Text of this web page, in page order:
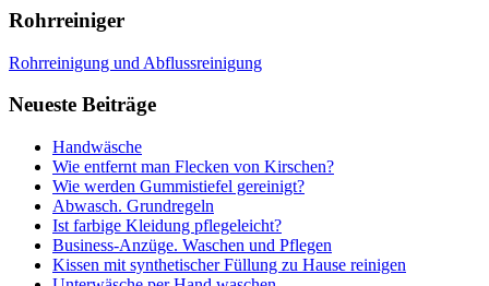
Rohrreiniger
Rohrreinigung und Abflussreinigung
Neueste Beiträge
Handwäsche
Wie entfernt man Flecken von Kirschen?
Wie werden Gummistiefel gereinigt?
Abwasch. Grundregeln
Ist farbige Kleidung pflegeleicht?
Business-Anzüge. Waschen und Pflegen
Kissen mit synthetischer Füllung zu Hause reinigen